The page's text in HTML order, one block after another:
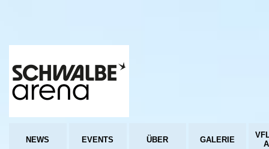
NEWS EVENTS ÜBER GALERIE